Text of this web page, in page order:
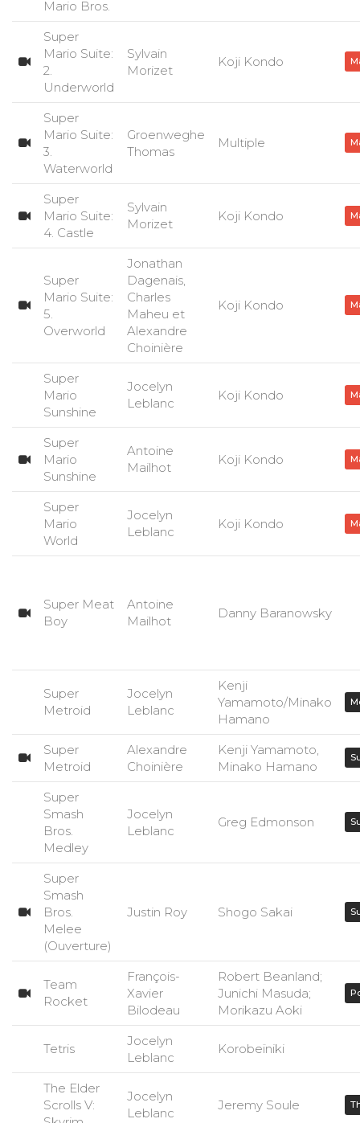
Mario Bros.
Super
Mario Suite:
2.
Underworld
Sylvain
Morizet
Koji Kondo
Super
Mario Suite:
3.
Waterworld
Groenweghe
Thomas
Multiple
Super
Mario Suite:
4. Castle
Sylvain
Morizet
Koji Kondo
Super
Mario Suite:
5.
Overworld
Jonathan
Dagenais,
Charles
Maheu et
Alexandre
Choinière
Koji Kondo
Super
Mario
Sunshine
Jocelyn
Leblanc
Koji Kondo
Super
Mario
Sunshine
Antoine
Mailhot
Koji Kondo
Super
Mario
World
Jocelyn
Leblanc
Koji Kondo
Super Meat
Boy
Antoine
Mailhot
Danny Baranowsky
Super
Metroid
Jocelyn
Leblanc
Kenji
Yamamoto/Minako
Hamano
Super
Metroid
Alexandre
Choinière
Kenji Yamamoto,
Minako Hamano
Super
Smash
Bros.
Medley
Jocelyn
Leblanc
Greg Edmonson
Super
Smash
Bros.
Melee
(Ouverture)
Justin Roy Shogo Sakai
Team
Rocket
François-
Xavier
Bilodeau
Robert Beanland;
Junichi Masuda;
Morikazu Aoki
Tetris
Jocelyn
Leblanc
Korobeïniki
The Elder
Scrolls V:
Jocelyn
Leblanc
Jeremy Soule